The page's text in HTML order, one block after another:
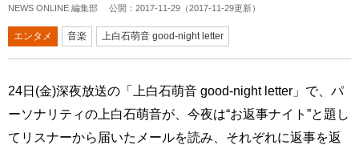
NEWS ONLINE 編集部 公開： 2017-11-29 （2017-11-29更新）
エンタメ 音楽 上白石萌音 good-night letter
24日(金)深夜放送の「上白石萌音 good-night letter」で、パ
ーソナリティの上白石萌音が、今夜は“お返事ナイト”と題し
てリスナーから届いたメールを読み、それぞれに返事を返